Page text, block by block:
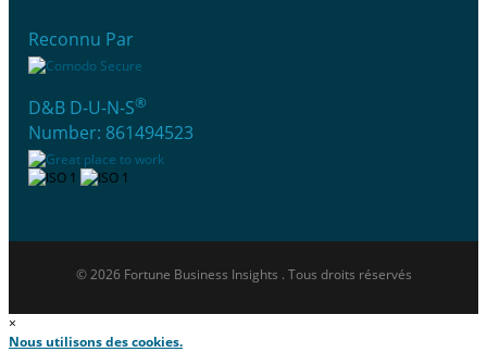
Reconnu Par
D&B D-U-N-S®
Number: 861494523
© 2026 Fortune Business Insights . Tous droits réservés
×
Nous utilisons des cookies.